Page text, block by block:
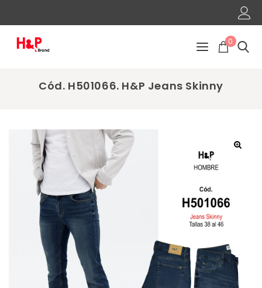
0
Cód. H501066. H&P Jeans Skinny